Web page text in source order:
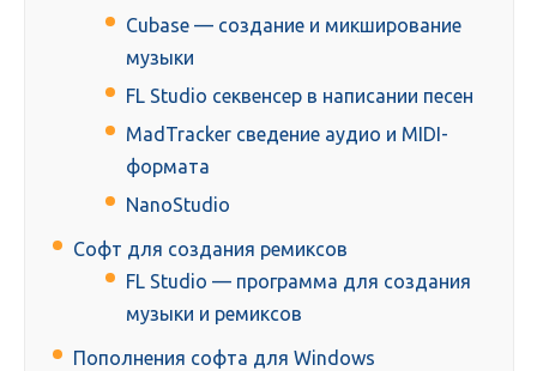
Cubase — создание и микширование
музыки
FL Studio секвенсер в написании песен
MadTracker сведение аудио и MIDI-
формата
NanoStudio
Софт для создания ремиксов
FL Studio — программа для создания
музыки и ремиксов
Пополнения софта для Windows